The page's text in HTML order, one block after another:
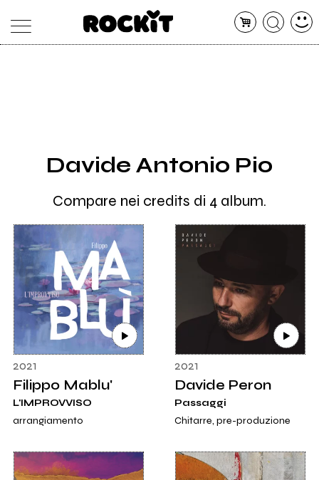
RADIO
Davide Antonio Pio
Compare nei credits di 4 album.
2021
Filippo Mablu'
L'IMPROVVISO
arrangiamento
2021
Davide Peron
Passaggi
Chitarre, pre-produzione